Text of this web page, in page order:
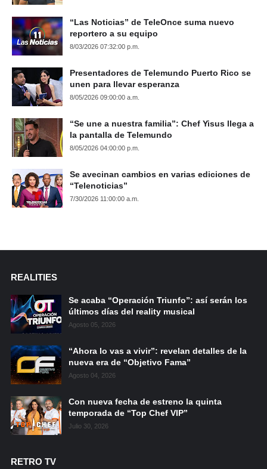
“Las Noticias” de TeleOnce suma nuevo
reportero a su equipo
8/03/2026 07:32:00 p.m.
Presentadores de Telemundo Puerto Rico se
unen para llevar esperanza
8/05/2026 09:00:00 a.m.
“Se une a nuestra familia”: Chef Yisus llega a
la pantalla de Telemundo
8/05/2026 04:00:00 p.m.
Se avecinan cambios en varias ediciones de
“Telenoticias”
7/30/2026 11:00:00 a.m.
REALITIES
Se acaba “Operación Triunfo”: así serán los
últimos días del reality musical
Agosto 05, 2026
“Ahora lo vas a vivir”: revelan detalles de la
nueva era de “Objetivo Fama”
Agosto 04, 2026
Con nueva fecha de estreno la quinta
temporada de “Top Chef VIP”
Julio 30, 2026
RETRO TV